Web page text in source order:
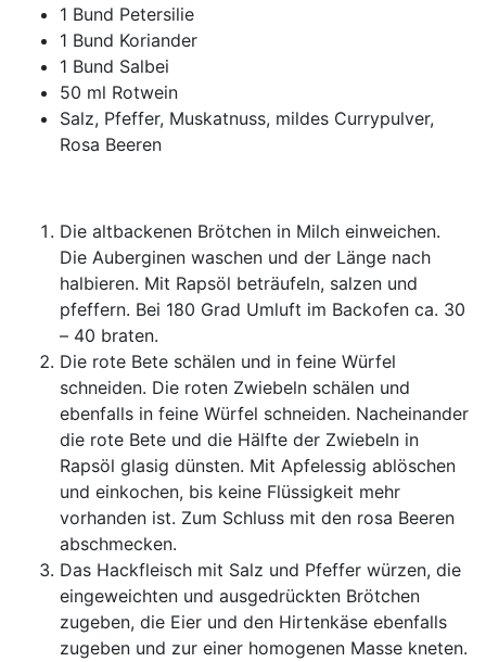
1 Bund Petersilie
1 Bund Koriander
1 Bund Salbei
50 ml Rotwein
Salz, Pfeffer, Muskatnuss, mildes Currypulver,
Rosa Beeren
Die altbackenen Brötchen in Milch einweichen.
Die Auberginen waschen und der Länge nach
halbieren. Mit Rapsöl beträufeln, salzen und
pfeffern. Bei 180 Grad Umluft im Backofen ca. 30
– 40 braten.
Die rote Bete schälen und in feine Würfel
schneiden. Die roten Zwiebeln schälen und
ebenfalls in feine Würfel schneiden. Nacheinander
die rote Bete und die Hälfte der Zwiebeln in
Rapsöl glasig dünsten. Mit Apfelessig ablöschen
und einkochen, bis keine Flüssigkeit mehr
vorhanden ist. Zum Schluss mit den rosa Beeren
abschmecken.
Das Hackfleisch mit Salz und Pfeffer würzen, die
eingeweichten und ausgedrückten Brötchen
zugeben, die Eier und den Hirtenkäse ebenfalls
zugeben und zur einer homogenen Masse kneten.